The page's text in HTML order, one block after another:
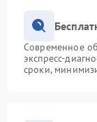
Современное
экспресс-
сроки,